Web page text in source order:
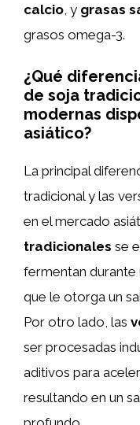
calcio , y grasas
grasos omega-3.
¿Qué
de soja
modernas
asiático?
La principal
tradicional y las
en el mercado
tradicionales se
fermentan
que le otorga un
Por otro lado, las
ser procesadas
aditivos para
resultando en un